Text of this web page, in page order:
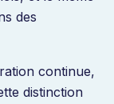
des
continue,
distinction